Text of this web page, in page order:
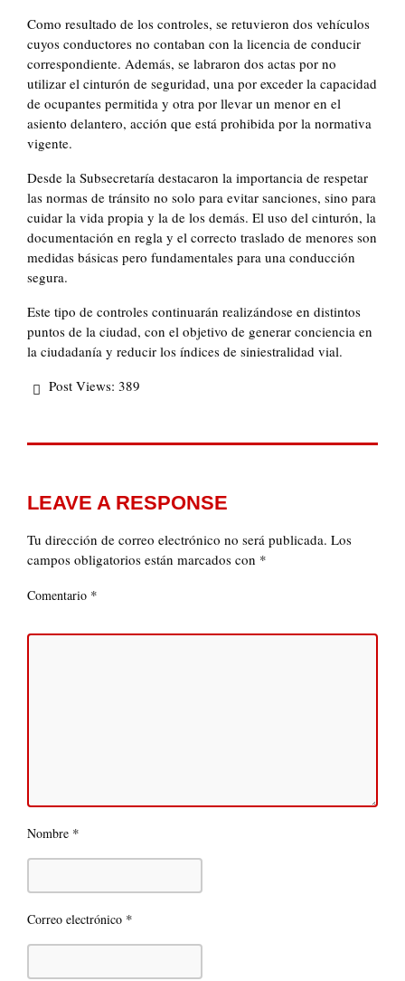
Como resultado de los controles, se retuvieron dos vehículos
cuyos conductores no contaban con la licencia de conducir
correspondiente. Además, se labraron dos actas por no
utilizar el cinturón de seguridad, una por exceder la capacidad
de ocupantes permitida y otra por llevar un menor en el
asiento delantero, acción que está prohibida por la normativa
vigente.
Desde la Subsecretaría destacaron la importancia de respetar
las normas de tránsito no solo para evitar sanciones, sino para
cuidar la vida propia y la de los demás. El uso del cinturón, la
documentación en regla y el correcto traslado de menores son
medidas básicas pero fundamentales para una conducción
segura.
Este tipo de controles continuarán realizándose en distintos
puntos de la ciudad, con el objetivo de generar conciencia en
la ciudadanía y reducir los índices de siniestralidad vial.
Post Views: 389
LEAVE A RESPONSE
Tu dirección de correo electrónico no será publicada. Los
campos obligatorios están marcados con *
Comentario *
Nombre *
Correo electrónico *